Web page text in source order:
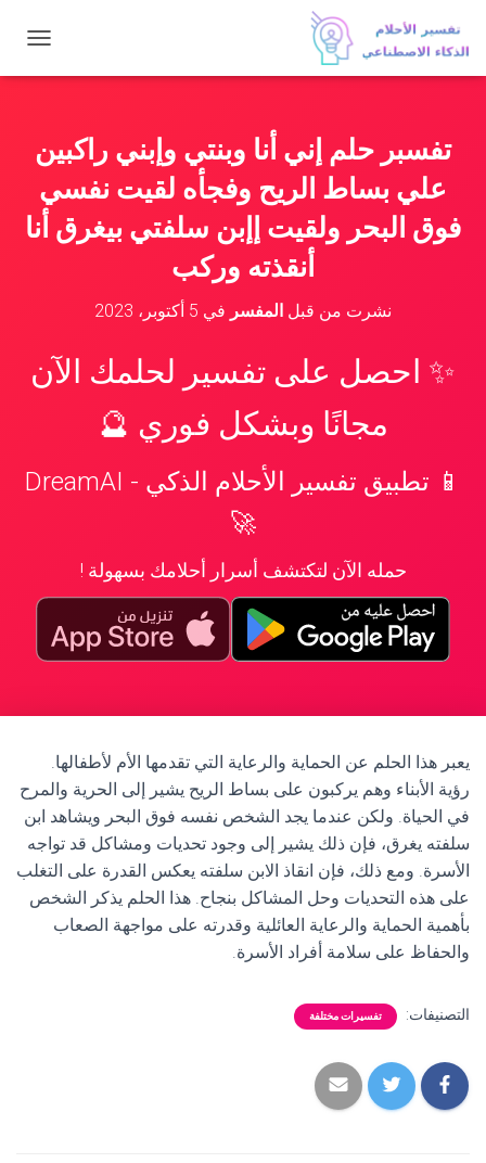
ب
ا
ن
ق
تفسبر حلم إني أنا وبنتي وإبني راكبين
علي بساط الريح وفجأه لقيت نفسي
فوق البحر ولقيت إإبن سلفتي بيغرق أنا
أنقذته وركب
نشرت من قبل المفسر في 5 أكتوبر، 2023
✨ احصل على تفسير لحلمك الآن
مجانًا وبشكل فوري 🔮
📱 تطبيق تفسير الأحلام الذكي - DreamAI
🚀
حمله الآن لتكتشف أسرار أحلامك بسهولة !
يعبر هذا الحلم عن الحماية والرعاية التي تقدمها الأم لأطفالها.
رؤية الأبناء وهم يركبون على بساط الريح يشير إلى الحرية والمرح
في الحياة. ولكن عندما يجد الشخص نفسه فوق البحر ويشاهد ابن
سلفته يغرق، فإن ذلك يشير إلى وجود تحديات ومشاكل قد تواجه
الأسرة. ومع ذلك، فإن انقاذ الابن سلفته يعكس القدرة على التغلب
على هذه التحديات وحل المشاكل بنجاح. هذا الحلم يذكر الشخص
بأهمية الحماية والرعاية العائلية وقدرته على مواجهة الصعاب
والحفاظ على سلامة أفراد الأسرة.
التصنيفات: تفسيرات مختلفة